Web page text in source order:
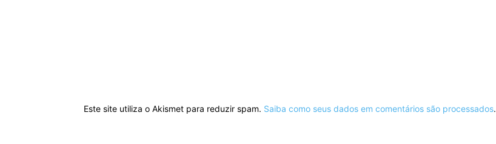
Este site utiliza o Akismet para reduzir spam. Saiba como seus dados em comentários são processados.